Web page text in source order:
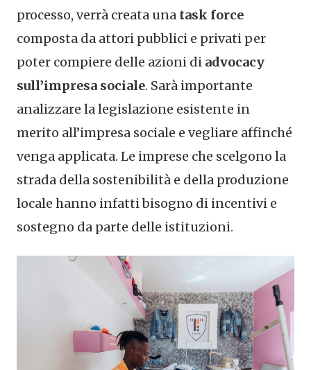
processo, verrà creata una task force
composta da attori pubblici e privati per
poter compiere delle azioni di advocacy
sull’impresa sociale. Sarà importante
analizzare la legislazione esistente in
merito all’impresa sociale e vegliare affinché
venga applicata. Le imprese che scelgono la
strada della sostenibilità e della produzione
locale hanno infatti bisogno di incentivi e
sostegno da parte delle istituzioni.